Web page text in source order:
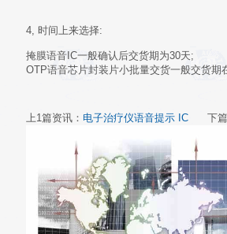
4, 时间上来选择:
掩膜语音IC一般确认后交货期为30天;
OTP语音芯片封装片小批量交货一般交货期
上1篇资讯： 电子治疗仪语音提示 IC 下篇